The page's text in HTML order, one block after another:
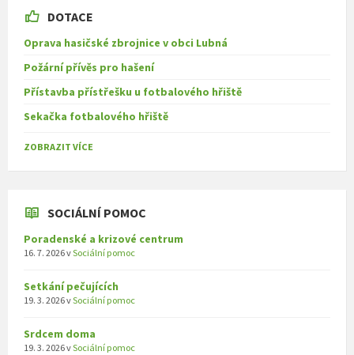
DOTACE
Oprava hasičské zbrojnice v obci Lubná
Požární přívěs pro hašení
Přístavba přístřešku u fotbalového hřiště
Sekačka fotbalového hřiště
ZOBRAZIT VÍCE
SOCIÁLNÍ POMOC
Poradenské a krizové centrum
16. 7. 2026vSociální pomoc
Setkání pečujících
19. 3. 2026vSociální pomoc
Srdcem doma
19. 3. 2026vSociální pomoc